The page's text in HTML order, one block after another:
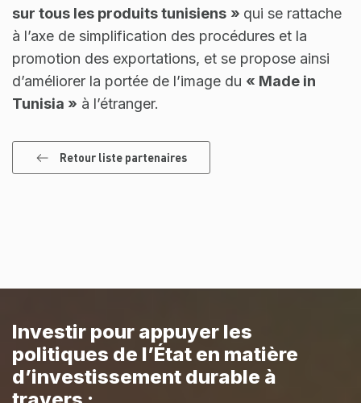
sur tous les produits tunisiens » qui se rattache
à l’axe de simplification des procédures et la
promotion des exportations, et se propose ainsi
d’améliorer la portée de l’image du « Made in
Tunisia » à l’étranger.
Retour liste partenaires
Investir pour appuyer les
politiques de l’État en matière
d’investissement durable à